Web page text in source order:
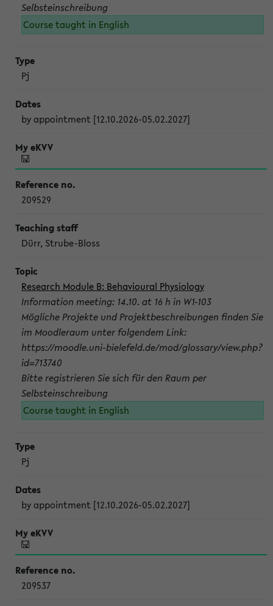
Selbsteinschreibung
Course taught in English
Pj
by appointment [12.10.2026-05.02.2027]
209529
Dürr, Strube-Bloss
Research Module B: Behavioural Physiology
Information meeting: 14.10. at 16 h in W1-103
Mögliche Projekte und Projektbeschreibungen finden Sie
im Moodleraum unter folgendem Link:
https://moodle.uni-bielefeld.de/mod/glossary/view.php?
id=713740
Bitte registrieren Sie sich für den Raum per
Selbsteinschreibung
Course taught in English
Pj
by appointment [12.10.2026-05.02.2027]
209537